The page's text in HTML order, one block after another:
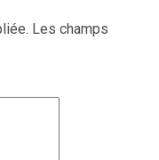
Les champs